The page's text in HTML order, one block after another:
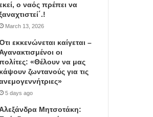
ο ναός πρέπει να
March 13, 2026
εκκενώνεται καίγεται –
οι
«Θέλουν να μας
κάψουν ζωντανούς για τις
5 days ago
Μητσοτάκη: